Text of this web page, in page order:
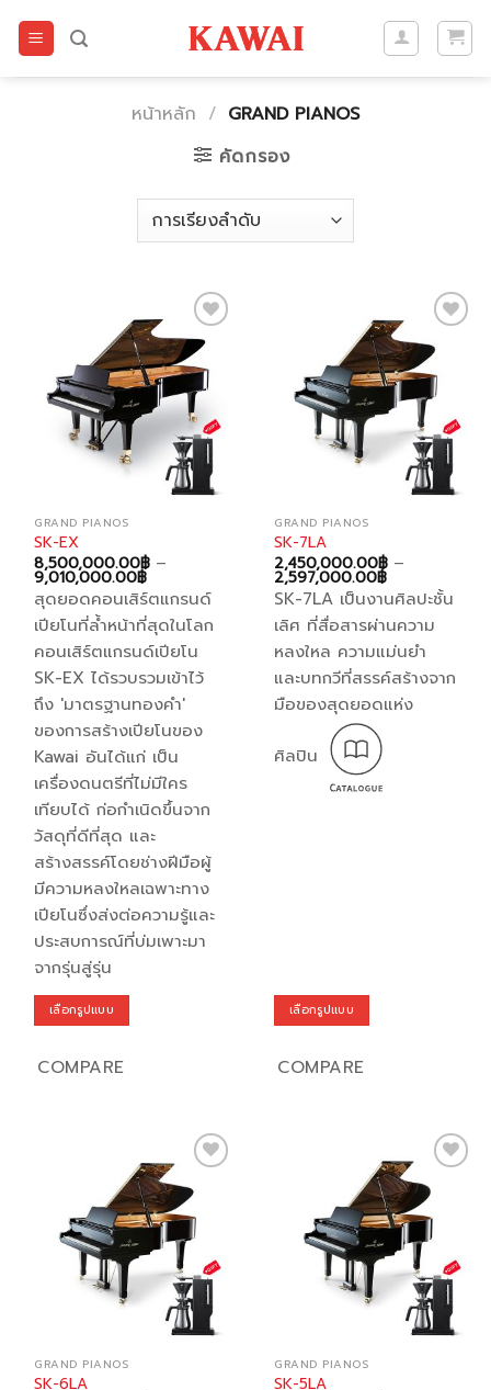
หน้าหลัก / GRAND PIANOS
คัดกรอง
Add to
wishlist
GRAND PIANOS
SK-EX
8,500,000.00฿ –
9,010,000.00฿Price
range:
8,500,000.00฿
through
9,010,000.00฿
สุดยอดคอนเสิร์ตแกรนด์
เปียโนที่ล้ำหน้าที่สุดในโลก
คอนเสิร์ตแกรนด์เปียโน
SK-EX ได้รวบรวมเข้าไว้
ถึง 'มาตรฐานทองคำ'
ของการสร้างเปียโนของ
Kawai อันได้แก่ เป็น
เครื่องดนตรีที่ไม่มีใคร
เทียบได้ ก่อกำเนิดขึ้นจาก
วัสดุที่ดีที่สุด และ
สร้างสรรค์โดยช่างฝีมือผู้
มีความหลงใหลเฉพาะทาง
เปียโนซึ่งส่งต่อความรู้และ
ประสบการณ์ที่บ่มเพาะมา
จากรุ่นสู่รุ่น
เลือกรูปแบบ
product
chosen
COMPARE
Add to
wishlist
GRAND PIANOS
SK-7LA
2,450,000.00฿ –
2,597,000.00฿Price
range:
through
SK-7LA เป็นงานศิลปะชั้น
เลิศ ที่สื่อสารผ่านความ
หลงใหล ความแม่นยำ
และบทกวีที่สรรค์สร้างจาก
มือของสุดยอดแห่ง
ศิลปิน
เลือกรูปแบบ
product
chosen
COMPARE
Add to
wishlist
GRAND PIANOS
SK-6LA
Add to
wishlist
GRAND PIANOS
SK-5LA